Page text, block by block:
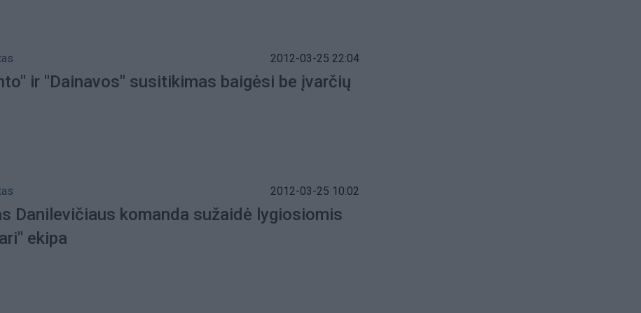
2012-03-25 22:04
ir "Dainavos" susitikimas baigėsi be įvarčių
2012-03-25 10:02
Danilevičiaus komanda sužaidė lygiosiomis
ekipa